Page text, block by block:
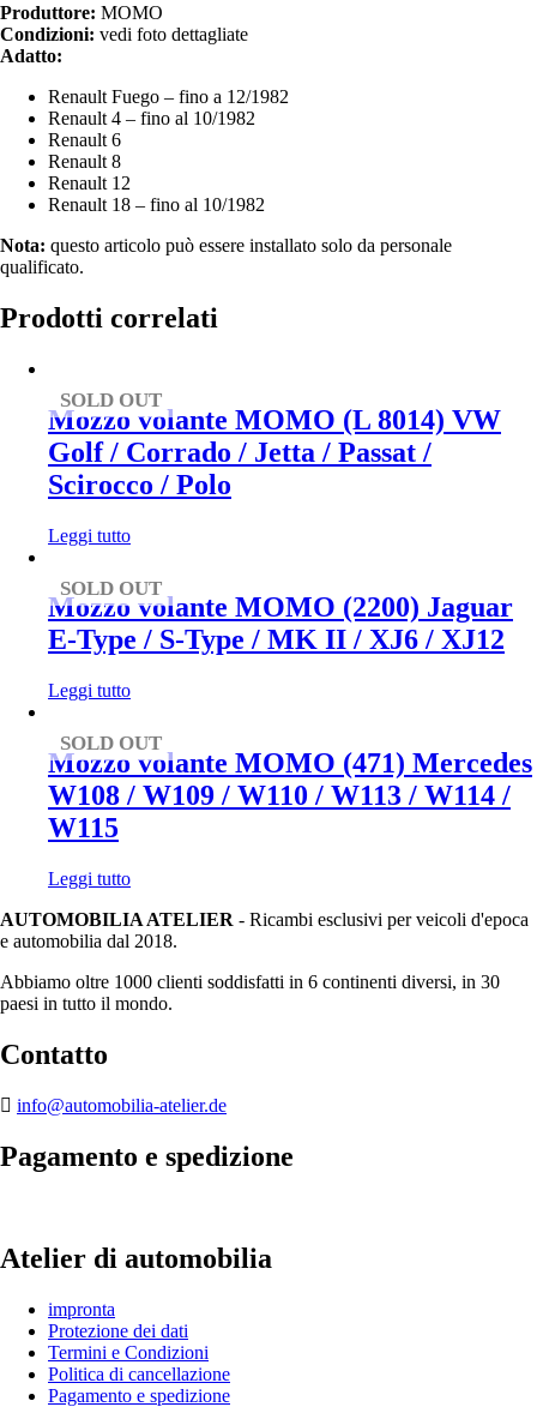
/
6
/
Fuego
Produttore: MOMO
Condizioni: vedi foto dettagliate
Adatto:
Renault Fuego – fino a 12/1982
Renault 4 – fino al 10/1982
Renault 6
Renault 8
Renault 12
Renault 18 – fino al 10/1982
Nota: questo articolo può essere installato solo da personale
qualificato.
Prodotti correlati
SOLD OUT
Mozzo volante MOMO (L 8014) VW
Golf / Corrado / Jetta / Passat /
Scirocco / Polo
Leggi tutto
SOLD OUT
Mozzo volante MOMO (2200) Jaguar
E-Type / S-Type / MK II / XJ6 / XJ12
Leggi tutto
SOLD OUT
Mozzo volante MOMO (471) Mercedes
W108 / W109 / W110 / W113 / W114 /
W115
Leggi tutto
AUTOMOBILIA ATELIER - Ricambi esclusivi per veicoli d'epoca
e automobilia dal 2018.
Abbiamo oltre 1000 clienti soddisfatti in 6 continenti diversi, in 30
paesi in tutto il mondo.
Contatto
info@automobilia-atelier.de
Pagamento e spedizione
Atelier di automobilia
impronta
Protezione dei dati
Termini e Condizioni
Politica di cancellazione
Pagamento e spedizione